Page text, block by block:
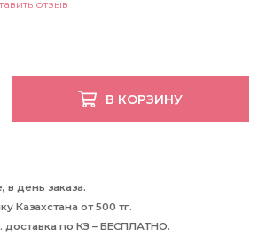
отзыв
В КОРЗИНУ
в день заказа.
Казахстана от 500 тг.
доставка по КЗ – БЕСПЛАТНО.